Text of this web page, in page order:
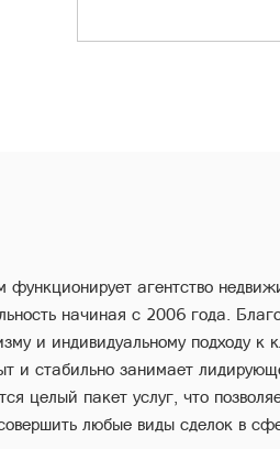
агентство
начиная с 2006 года.
и индивидуальному подходу к
и стабильно занимает
целый пакет услуг, что
любые виды сделок в